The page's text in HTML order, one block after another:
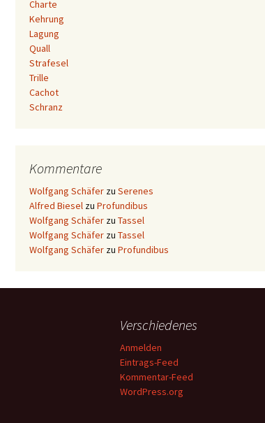
Charte
Kehrung
Lagung
Quall
Strafesel
Trille
Cachot
Schranz
Kommentare
Wolfgang Schäfer zu Serenes
Alfred Biesel zu Profundibus
Wolfgang Schäfer zu Tassel
Wolfgang Schäfer zu Tassel
Wolfgang Schäfer zu Profundibus
Verschiedenes
Anmelden
Eintrags-Feed
Kommentar-Feed
WordPress.org